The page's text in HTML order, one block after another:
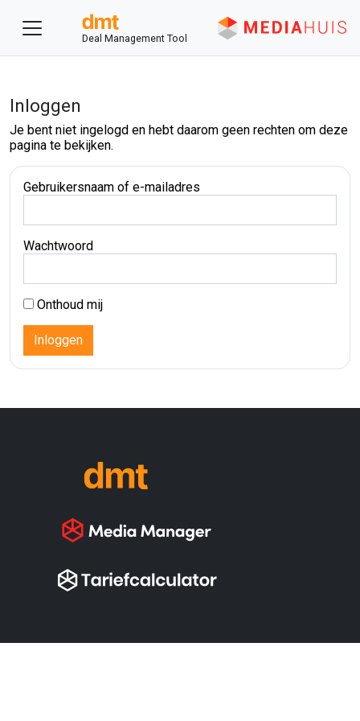
Deal Management Tool
Inloggen
Je bent niet ingelogd en hebt daarom geen rechten om deze
pagina te bekijken.
Gebruikersnaam of e-mailadres
Wachtwoord
Onthoud mij